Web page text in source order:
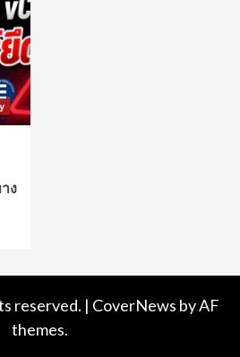
ง
reserved. | CoverNews by AF
themes.